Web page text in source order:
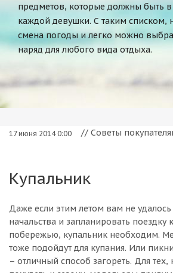
предметов, которые должны быть
каждой девушки. С таким списком,
смена погоды и легко можно
наряд для любого вида отдыха.
17 июня 2014 0:00 // Советы
Купальник
Даже если этим летом вам не удалось
начальства и запланировать поездку
побережью, купальник необходим.
тоже подойдут для купания. Или
– отличный способ загореть. Для тех,